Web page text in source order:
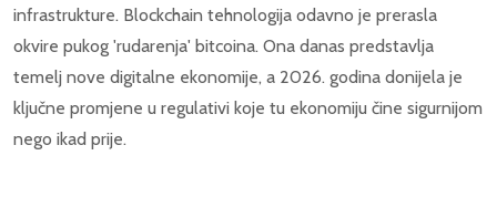
infrastrukture. Blockchain tehnologija odavno je prerasla
okvire pukog 'rudarenja' bitcoina. Ona danas predstavlja
temelj nove digitalne ekonomije, a 2026. godina donijela je
ključne promjene u regulativi koje tu ekonomiju čine sigurnijom
nego ikad prije.